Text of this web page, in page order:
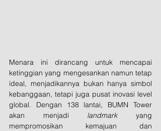
Menara ini dirancang untuk mencapai
ketinggian yang mengesankan namun tetap
ideal, menjadikannya bukan hanya simbol
kebanggaan, tetapi juga pusat inovasi level
global. Dengan 138 lantai, BUMN Tower
akan menjadi landmark yang
mempromosikan kemajuan dan